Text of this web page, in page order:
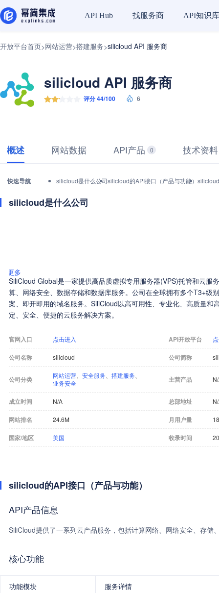
API Hub 找服务商 API知识库
开放平台首页>网站运营>搭建服务>silicloud API 服务商
silicloud API 服务商
评分 44/100 6
概述 网站数据 API产品 0 技术资料
快速导航 silicloud是什么公司silicloud的API接口（产品与功能）
silicloud是什么公司
更多
SiliCloud Global是一家提供高品质虚拟专用服务器(VPS)托管和云服
算、网络安全、数据存储和数据库服务。公司在全球拥有多个T3+级
案、即开即用的域名服务。SiliCloud以高可用性、专业化、高质量和
定、安全、便捷的云服务解决方案。
官网入口 点击进入 API开放平台
公司名称 silicloud 公司简称
公司分类 网站运营 安全服务 搭建服务
业务安全
主营产品
成立时间 N/A 总部地址
网站排名 24.6M 月用户量
国家/地区 美国 收录时间
silicloud的API接口（产品与功能）
API产品信息
SiliCloud提供了一系列云产品服务，包括计算网络、网络安全、存储
核心功能
功能模块 服务详情